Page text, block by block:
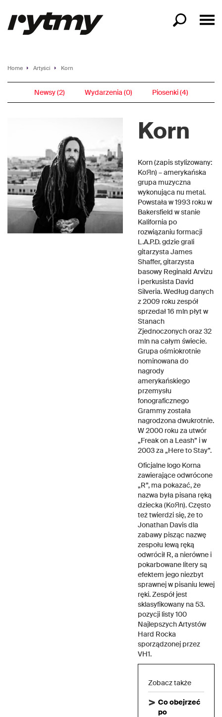
Home Artyści Korn
Newsy (2) Wydarzenia (0) Piosenki (4)
Korn
Korn (zapis stylizowany:
KoЯn) – amerykańska
grupa muzyczna
wykonująca nu metal.
Powstała w 1993 roku w
Bakersfield w stanie
Kalifornia po
rozwiązaniu formacji
L.A.P.D. gdzie grali
gitarzysta James
Shaffer, gitarzysta
basowy Reginald Arvizu
i perkusista David
Silveria. Według danych
z 2009 roku zespół
sprzedał 16 mln płyt w
Stanach
Zjednoczonych oraz 32
mln na całym świecie.
Grupa ośmiokrotnie
nominowana do
nagrody
amerykańskiego
przemysłu
fonograficznego
Grammy została
nagrodzona dwukrotnie.
W 2000 roku za utwór
„Freak on a Leash” i w
2003 za „Here to Stay”.
Oficjalne logo Korna
zawierające odwrócone
„R”, ma pokazać, że
nazwa była pisana ręką
dziecka (KoЯn). Często
też twierdzi się, że to
Jonathan Davis dla
zabawy pisząc nazwę
zespołu lewą ręką
odwrócił R, a nierówne i
pokarbowane litery są
efektem jego niezbyt
sprawnej w pisaniu lewej
ręki. Zespół jest
sklasyfikowany na 53.
pozycji listy 100
Najlepszych Artystów
Hard Rocka
sporządzonej przez
VH1.
Zobacz także
Co obejrzeć
po